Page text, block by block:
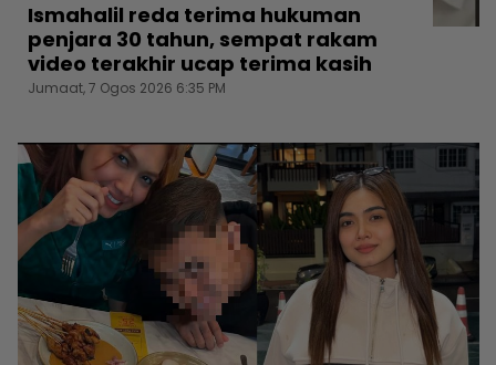
Ismahalil reda terima hukuman
penjara 30 tahun, sempat rakam
video terakhir ucap terima kasih
Jumaat, 7 Ogos 2026 6:35 PM